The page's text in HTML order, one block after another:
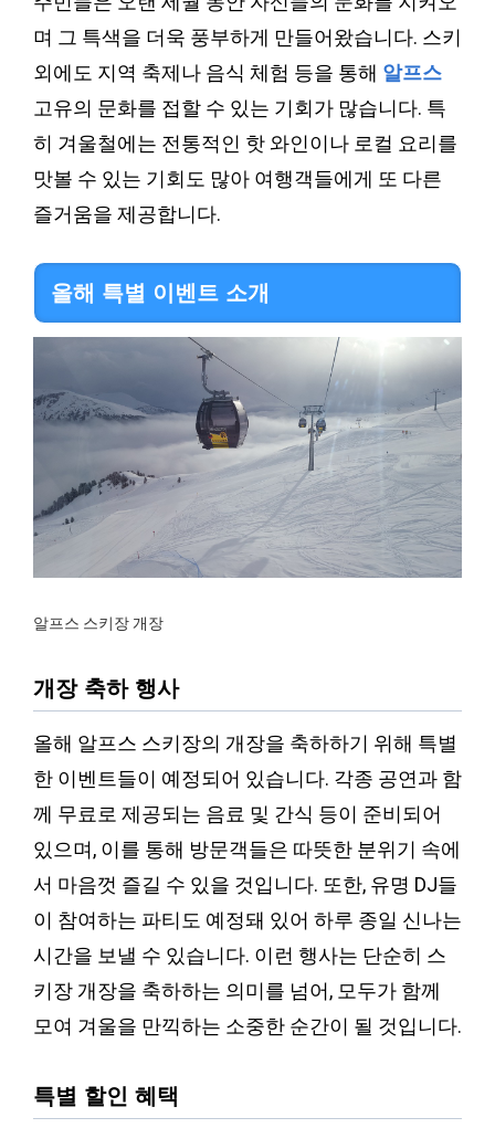
며 그 특색을 더욱 풍부하게 만들어왔습니다. 스키
외에도 지역 축제나 음식 체험 등을 통해 알프스
고유의 문화를 접할 수 있는 기회가 많습니다. 특
히 겨울철에는 전통적인 핫 와인이나 로컬 요리를
맛볼 수 있는 기회도 많아 여행객들에게 또 다른
즐거움을 제공합니다.
올해 특별 이벤트 소개
알프스 스키장 개장
개장 축하 행사
올해 알프스 스키장의 개장을 축하하기 위해 특별
한 이벤트들이 예정되어 있습니다. 각종 공연과 함
께 무료로 제공되는 음료 및 간식 등이 준비되어
있으며, 이를 통해 방문객들은 따뜻한 분위기 속에
서 마음껏 즐길 수 있을 것입니다. 또한, 유명 DJ들
이 참여하는 파티도 예정돼 있어 하루 종일 신나는
시간을 보낼 수 있습니다. 이런 행사는 단순히 스
키장 개장을 축하하는 의미를 넘어, 모두가 함께
모여 겨울을 만끽하는 소중한 순간이 될 것입니다.
특별 할인 혜택